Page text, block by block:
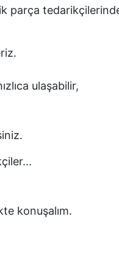
parça
ulaşabilir,
konuşalım.